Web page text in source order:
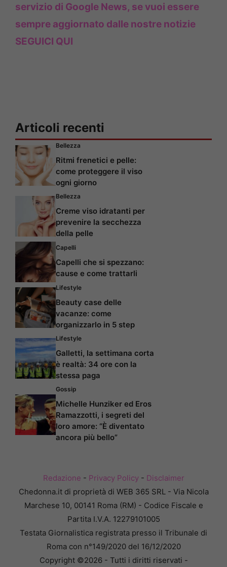
servizio di Google News, se vuoi essere
sempre aggiornato dalle nostre notizie
SEGUICI QUI
Articoli recenti
Bellezza
Ritmi frenetici e pelle:
come proteggere il viso
ogni giorno
Bellezza
Creme viso idratanti per
prevenire la secchezza
della pelle
Capelli
Capelli che si spezzano:
cause e come trattarli
Lifestyle
Beauty case delle
vacanze: come
organizzarlo in 5 step
Lifestyle
Galletti, la settimana corta
è realtà: 34 ore con la
stessa paga
Gossip
Michelle Hunziker ed Eros
Ramazzotti, i segreti del
loro amore: “È diventato
ancora più bello”
Redazione - Privacy Policy- Disclaimer
Chedonna.it di proprietà di WEB 365 SRL - Via Nicola
Marchese 10, 00141 Roma (RM) - Codice Fiscale e
Partita I.V.A. 12279101005
Testata Giornalistica registrata presso il Tribunale di
Roma con n°149/2020 del 16/12/2020
Copyright ©2026 - Tutti i diritti riservati -